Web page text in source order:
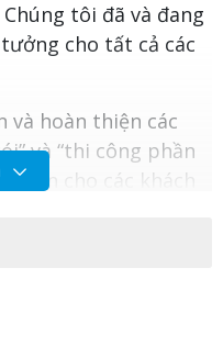
tôi đã và đang
cho tất cả các
và hoàn thiện các
và “thi công phần
đến cho các khách